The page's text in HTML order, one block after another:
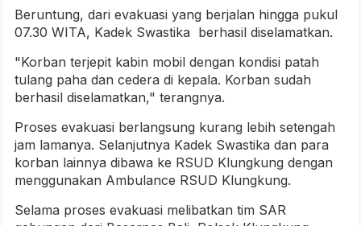
Beruntung, dari evakuasi yang berjalan hingga pukul
07.30 WITA, Kadek Swastika berhasil diselamatkan.
"Korban terjepit kabin mobil dengan kondisi patah
tulang paha dan cedera di kepala. Korban sudah
berhasil diselamatkan," terangnya.
Proses evakuasi berlangsung kurang lebih setengah
jam lamanya. Selanjutnya Kadek Swastika dan para
korban lainnya dibawa ke RSUD Klungkung dengan
menggunakan Ambulance RSUD Klungkung.
Selama proses evakuasi melibatkan tim SAR